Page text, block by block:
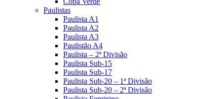
Paulistas
Paulista A1
Paulista A2
Paulista A3
Paulistão A4
Paulista – 2ª Divisão
Paulista Sub-15
Paulista Sub-17
Paulista Sub-20 – 1ª Divisão
Paulista Sub-20 – 2ª Divisão